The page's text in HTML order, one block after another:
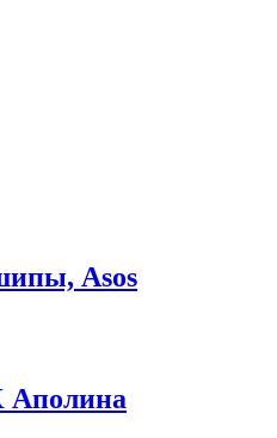
Asos
Аполина